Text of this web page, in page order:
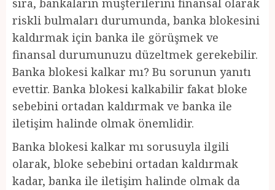
sıra, bankaların müşterilerini finansal olarak
riskli bulmaları durumunda, banka blokesini
kaldırmak için banka ile görüşmek ve
finansal durumunuzu düzeltmek gerekebilir.
Banka blokesi kalkar mı? Bu sorunun yanıtı
evettir. Banka blokesi kalkabilir fakat bloke
sebebini ortadan kaldırmak ve banka ile
iletişim halinde olmak önemlidir.
Banka blokesi kalkar mı sorusuyla ilgili
olarak, bloke sebebini ortadan kaldırmak
kadar, banka ile iletişim halinde olmak da